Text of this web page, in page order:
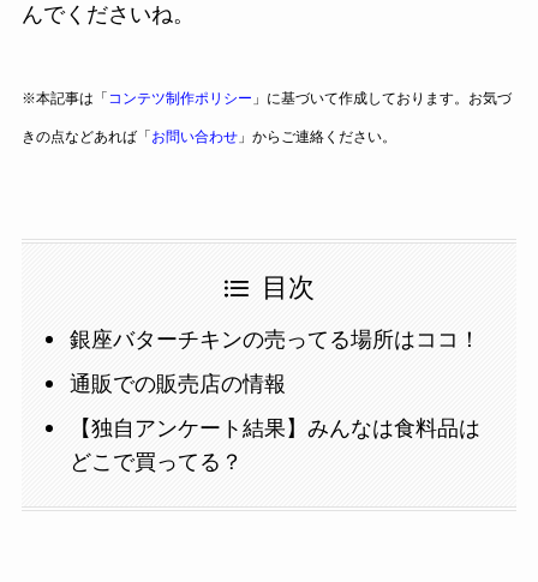
んでくださいね。
※本記事は「 コンテツ制作ポリシー 」に基づいて作成しております。お気づ
きの点などあれば「お問い合わせ」からご連絡ください。
目次
銀座バターチキンの売ってる場所はココ！
通販での販売店の情報
【独自アンケート結果】みんなは食料品は
どこで買ってる？